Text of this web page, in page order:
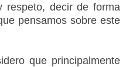
respeto, decir de forma
pensamos sobre este
que principalmente